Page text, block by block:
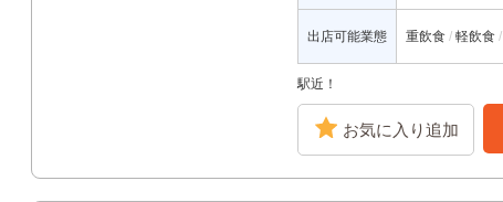
出店可能業態 重飲食 軽飲食
駅近！
お気に入り追加